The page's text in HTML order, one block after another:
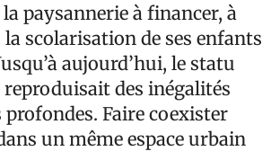
paysannerie à financer, à
scolarisation de ses enfants
aujourd’hui, le statu
des inégalités
Faire coexister
un même espace urbain